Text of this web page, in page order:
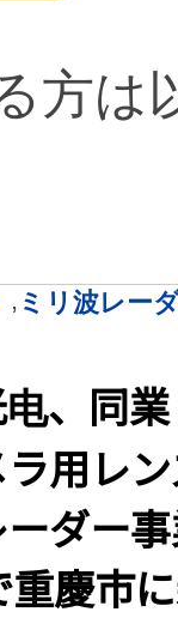
方は
, ミリ波レー
、同
用レ
ダー
慶市